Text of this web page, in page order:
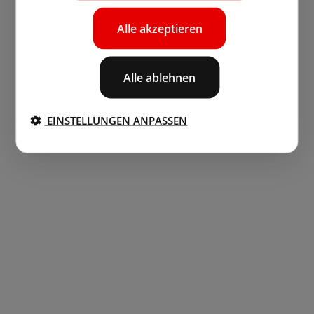
Alle akzeptieren
Alle ablehnen
EINSTELLUNGEN ANPASSEN